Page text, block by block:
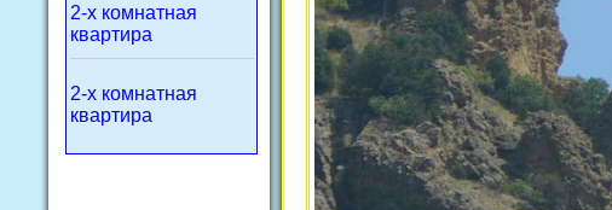
2-х комнатная
квартира
2-х комнатная
квартира